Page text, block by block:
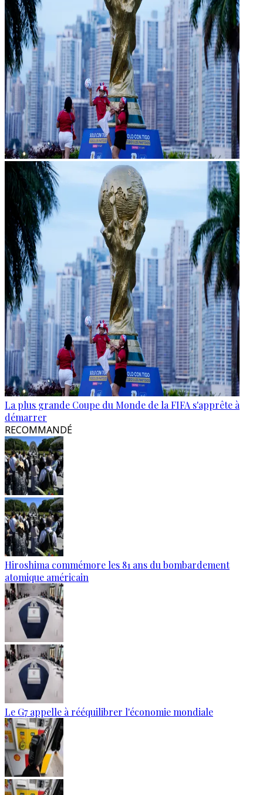
La plus grande Coupe du Monde de la FIFA s'apprête à
démarrer
RECOMMANDÉ
Hiroshima commémore les 81 ans du bombardement
atomique américain
Le G7 appelle à rééquilibrer l'économie mondiale